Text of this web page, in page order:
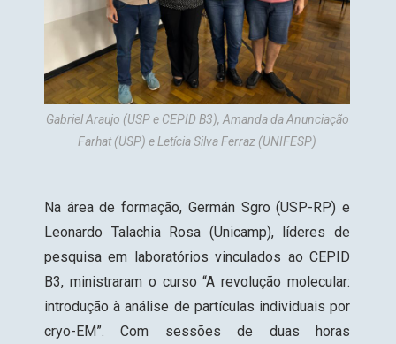
Gabriel Araujo (USP e CEPID B3), Amanda da Anunciação
Farhat (USP) e Letícia Silva Ferraz (UNIFESP)
Na área de formação, Germán Sgro (USP-RP) e
Leonardo Talachia Rosa (Unicamp), líderes de
pesquisa em laboratórios vinculados ao CEPID
B3, ministraram o curso “A revolução molecular:
introdução à análise de partículas individuais por
cryo-EM”. Com sessões de duas horas